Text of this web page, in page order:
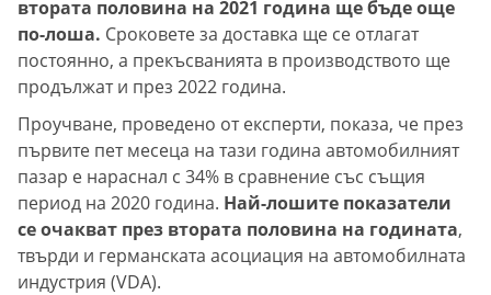
втората половина на 2021 година ще бъде още
по-лоша. Сроковете за доставка ще се отлагат
постоянно, а прекъсванията в производството ще
продължат и през 2022 година.
Проучване, проведено от експерти, показа, че през
първите пет месеца на тази година автомобилният
пазар е нараснал с 34% в сравнение със същия
период на 2020 година. Най-лошите показатели
се очакват през втората половина на годината,
твърди и германската асоциация на автомобилната
индустрия (VDA).